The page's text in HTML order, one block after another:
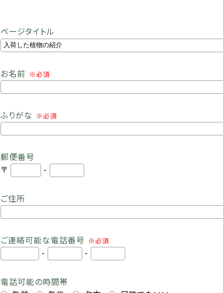
ページタイトル
お名前 ※必須
ふりがな ※必須
郵便番号
〒
-
ご住所
ご連絡可能な電話番号 ※必須
- -
電話可能の時間帯